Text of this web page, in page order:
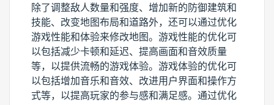
除了调整敌人数量和强度、增加新的防御建筑和
技能、改变地图布局和道路外，还可以通过优化
游戏性能和体验来修改地图。游戏性能的优化可
以包括减少卡顿和延迟、提高画面和音效质量
等，以提供流畅的游戏体验。游戏体验的优化可
以包括增加音乐和音效、改进用户界面和操作方
式等，以提高玩家的参与感和满足感。通过优化